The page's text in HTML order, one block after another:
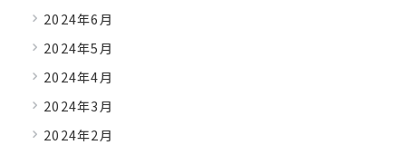
2024年6月
2024年5月
2024年4月
2024年3月
2024年2月